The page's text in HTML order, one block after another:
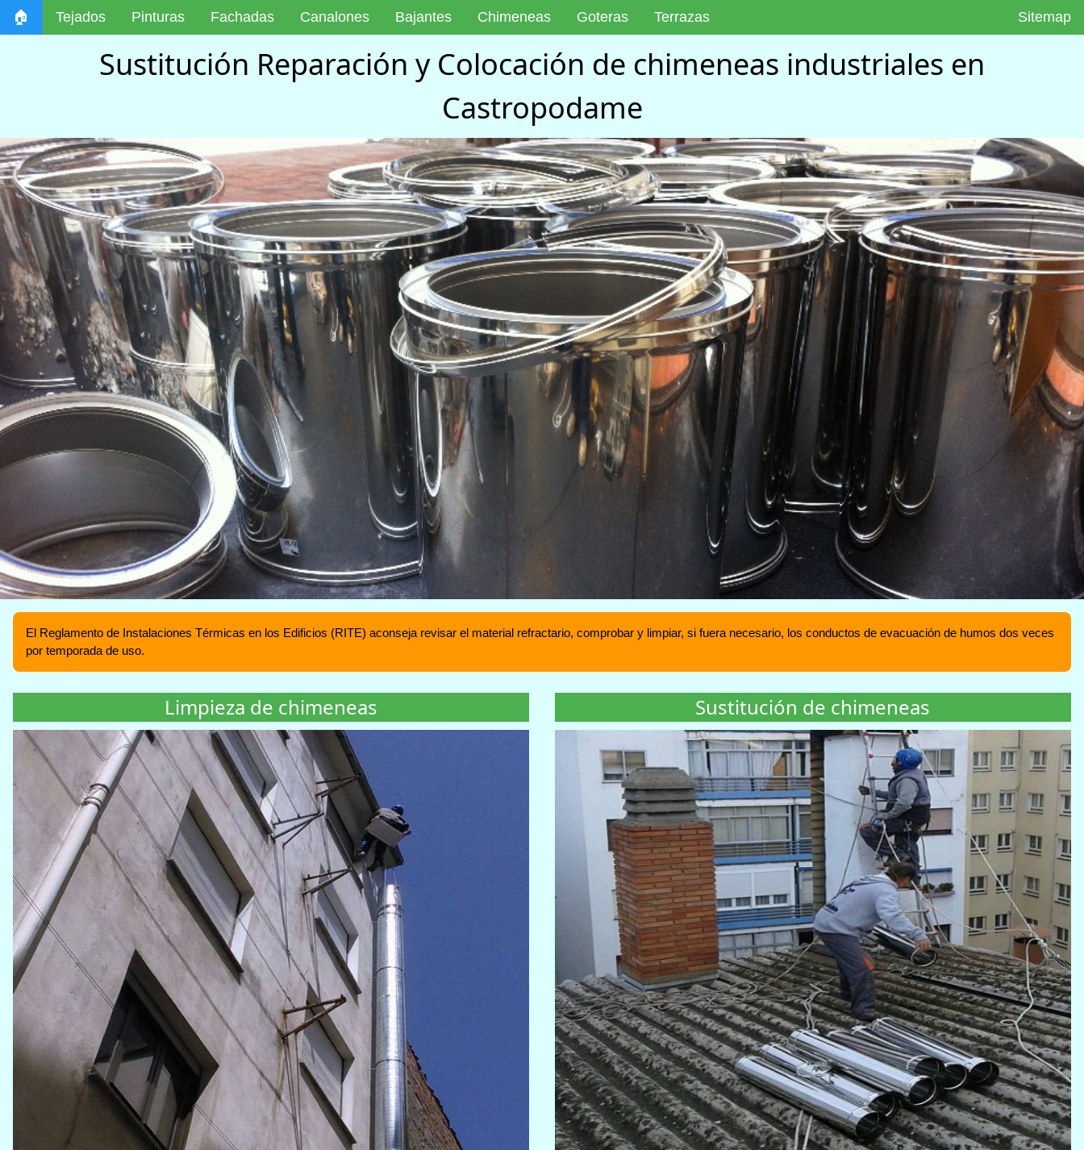
🏠 Tejados Pinturas Fachadas Canalones Bajantes Chimeneas Goteras Terrazas Sitemap
Sustitución Reparación y Colocación de chimeneas industriales en
Castropodame
El Reglamento de Instalaciones Térmicas en los Edificios (RITE) aconseja revisar el material refractario, comprobar y limpiar, si fuera necesario, los conductos de evacuación de humos dos veces
por temporada de uso.
Limpieza de chimeneas Sustitución de chimeneas